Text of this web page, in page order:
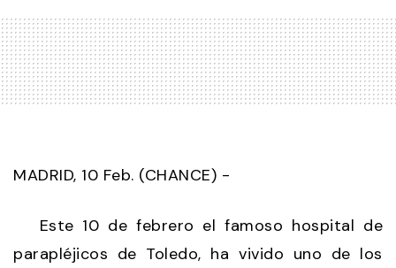
MADRID, 10 Feb. (CHANCE) -
Este 10 de febrero el famoso hospital de
parapléjicos de Toledo, ha vivido uno de los